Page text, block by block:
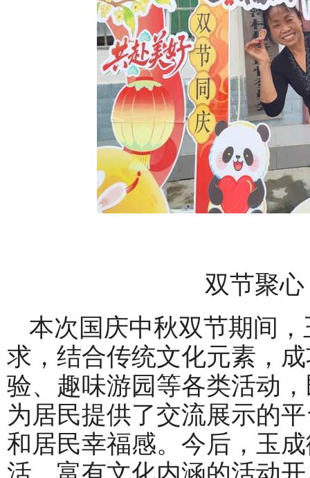
双节聚
本次国庆中秋双节期间
求，结合传统文化元素，
验、趣味游园等各类活动
为居民提供了交流展示的
和居民幸福感。今后，玉